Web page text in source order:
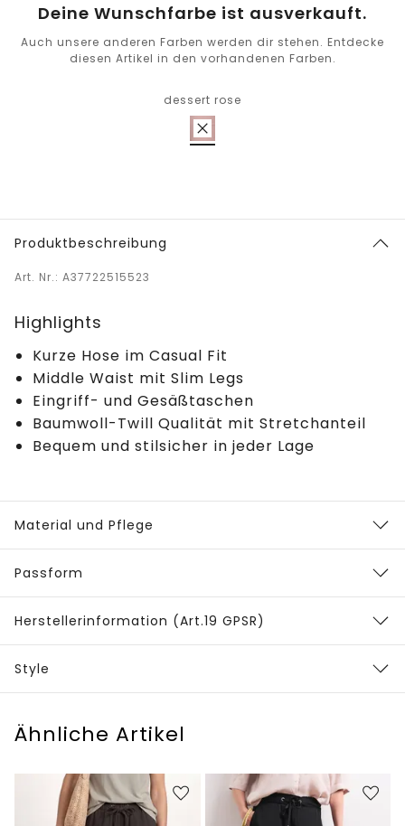
Deine Wunschfarbe ist ausverkauft.
Auch unsere anderen Farben werden dir stehen. Entdecke
diesen Artikel in den vorhandenen Farben.
dessert rose
Produktbeschreibung
Art. Nr.: A37722515523
Highlights
Kurze Hose im Casual Fit
Middle Waist mit Slim Legs
Eingriff- und Gesäßtaschen
Baumwoll-Twill Qualität mit Stretchanteil
Bequem und stilsicher in jeder Lage
Material und Pflege
Passform
Herstellerinformation (Art.19 GPSR)
Style
Ähnliche Artikel